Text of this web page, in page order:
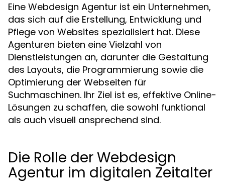
Eine Webdesign Agentur ist ein Unternehmen,
das sich auf die Erstellung, Entwicklung und
Pflege von Websites spezialisiert hat. Diese
Agenturen bieten eine Vielzahl von
Dienstleistungen an, darunter die Gestaltung
des Layouts, die Programmierung sowie die
Optimierung der Webseiten für
Suchmaschinen. Ihr Ziel ist es, effektive Online-
Lösungen zu schaffen, die sowohl funktional
als auch visuell ansprechend sind.
Die Rolle der Webdesign
Agentur im digitalen Zeitalter